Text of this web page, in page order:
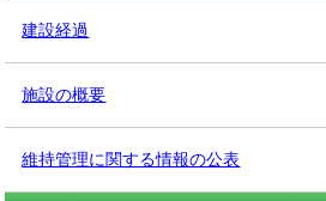
建設経過
施設の概要
維持管理に関する情報の公表